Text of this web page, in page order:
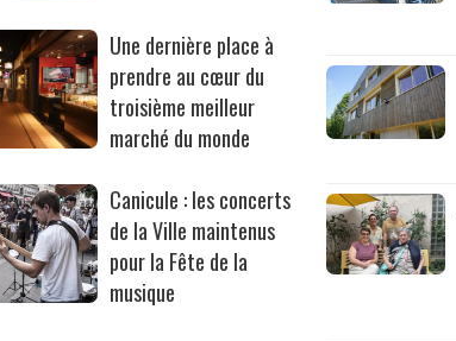
Une dernière place à
prendre au cœur du
troisième meilleur
marché du monde
Canicule : les concerts
de la Ville maintenus
pour la Fête de la
musique